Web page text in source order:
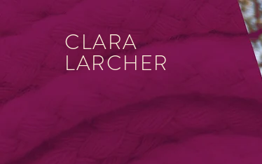
CLARA
LARCHER